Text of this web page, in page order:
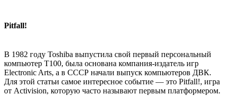
Pitfall!
В 1982 году Toshiba выпустила свой первый персональный
компьютер T100, была основана компания-издатель игр
Electronic Arts, а в СССР начали выпуск компьютеров ДВК.
Для этой статьи самое интересное событие — это Pitfall!, игра
от Activision, которую часто называют первым платформером.